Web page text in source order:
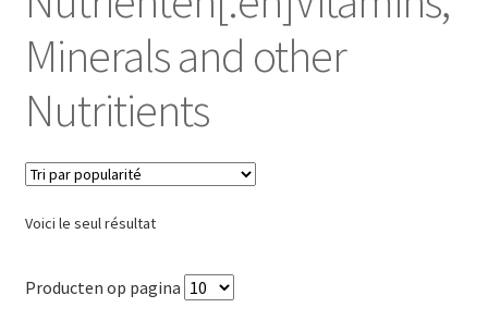
Minerals and other
Nutritients
Voici le seul résultat
Producten op pagina